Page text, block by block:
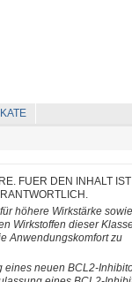
FUER DEN INHALT IST
höhere Wirkstärke sowie
Wirkstoffen dieser
Anwendungskomfort zu
eines neuen BCL2-